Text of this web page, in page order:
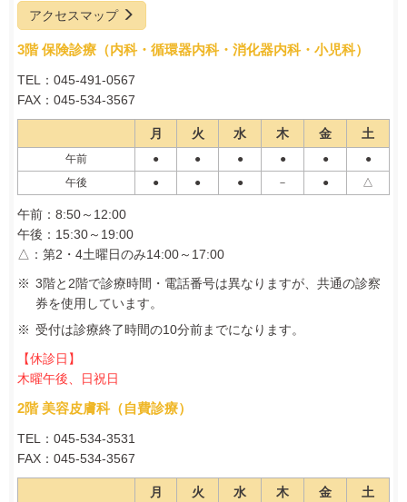
アクセスマップ
3階 保険診療（内科・循環器内科・消化器内科・小児科）
TEL：045-491-0567
FAX：045-534-3567
月 火 水 木 金 土
午前 ● ● ● ● ●
●
午後
● ● ● － ● △
午前：8:50～12:00
午後：15:30～19:00
△：第2・4土曜日のみ14:00～17:00
3階と2階で診療時間・電話番号は異なりますが、共通の診察
券を使用しています。
受付は診療終了時間の10分前までになります。
【休診日】
木曜午後、日祝日
2階 美容皮膚科（自費診療）
TEL：045‐534‐3531
FAX：045-534-3567
月 火 水 木 金 土